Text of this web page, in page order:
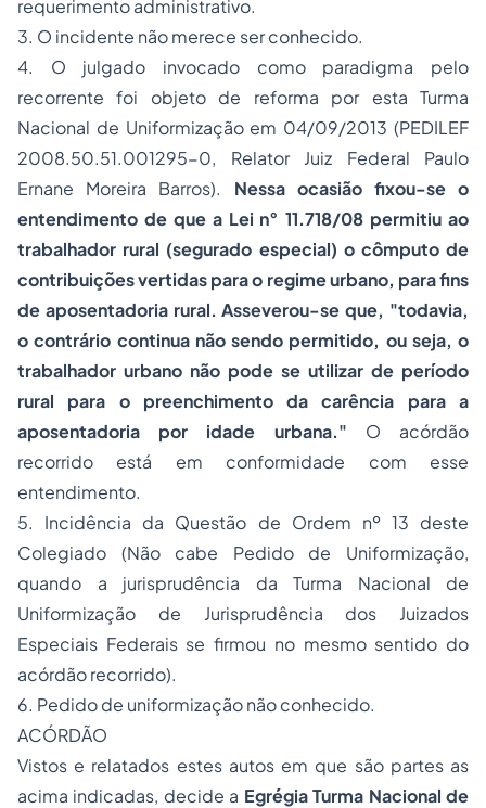
requerimento administrativo.
3. O incidente não merece ser conhecido.
4. O julgado invocado como paradigma pelo
recorrente foi objeto de reforma por esta Turma
Nacional de Uniformização em 04/09/2013 (PEDILEF
2008.50.51.001295-0, Relator Juiz Federal Paulo
Ernane Moreira Barros). Nessa ocasião fixou-se o
entendimento de que a Lei n° 11.718/08 permitiu ao
trabalhador rural (segurado especial) o cômputo de
contribuições vertidas para o regime urbano, para fins
de aposentadoria rural. Asseverou-se que, "todavia,
o contrário continua não sendo permitido, ou seja, o
trabalhador urbano não pode se utilizar de período
rural para o preenchimento da carência para a
aposentadoria por idade urbana." O acórdão
recorrido está em conformidade com esse
entendimento.
5. Incidência da Questão de Ordem nº 13 deste
Colegiado (Não cabe Pedido de Uniformização,
quando a jurisprudência da Turma Nacional de
Uniformização de Jurisprudência dos Juizados
Especiais Federais se firmou no mesmo sentido do
acórdão recorrido).
6. Pedido de uniformização não conhecido.
ACÓRDÃO
Vistos e relatados estes autos em que são partes as
acima indicadas, decide a Egrégia Turma Nacional de